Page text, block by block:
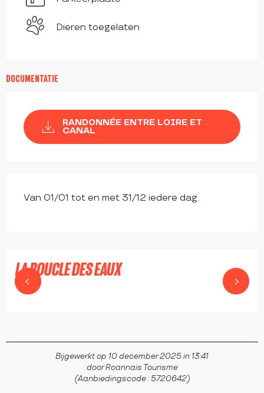
Dieren toegelaten
DOCUMENTATIE
RANDONNÉE ENTRE LOIRE ET
CANAL
Van 01/01 tot en met 31/12 iedere dag.
LA BOUCLE DES EAUX
ROANNE
Bijgewerkt op 10 december 2025 in 13:41
door Roannais Tourisme
(Aanbiedingscode : 5720642)